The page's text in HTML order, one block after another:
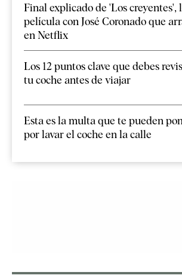
Final explicado de 'Los creyentes',
película con José Coronado que
en Netflix
Los 12 puntos clave que debes
tu coche antes de viajar
Esta es la multa que te pueden
por lavar el coche en la calle